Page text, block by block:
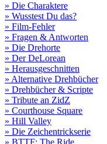
» Die Charaktere
» Wusstest Du das?
» Film-Fehler
» Fragen & Antworten
» Die Drehorte
» Der DeLorean
» Herausgeschnitten
» Alternative Drehbücher
» Drehbücher & Scripte
» Tribute an ZidZ
» Courthouse Square
» Hill Valley
» Die Zeichentrickserie
» BTTF: The Ride